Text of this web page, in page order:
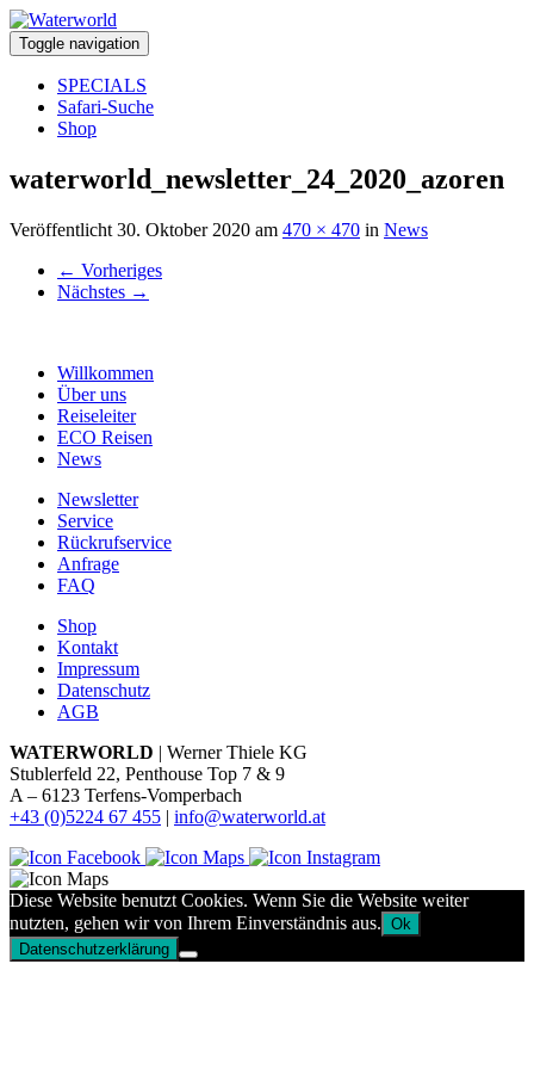
Toggle navigation
SPECIALS
Safari-Suche
Shop
waterworld_newsletter_24_2020_azoren
Veröffentlicht 30. Oktober 2020 am 470 × 470 in News
← Vorheriges
Nächstes →
Willkommen
Über uns
Reiseleiter
ECO Reisen
News
Newsletter
Service
Rückrufservice
Anfrage
FAQ
Shop
Kontakt
Impressum
Datenschutz
AGB
WATERWORLD | Werner Thiele KG
Stublerfeld 22, Penthouse Top 7 & 9
A – 6123 Terfens-Vomperbach
+43 (0)5224 67 455 | info@waterworld.at
Diese Website benutzt Cookies. Wenn Sie die Website weiter
nutzten, gehen wir von Ihrem Einverständnis aus. Ok
Datenschutzerklärung